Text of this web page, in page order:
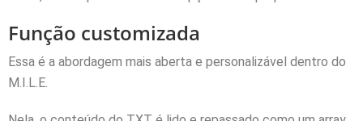
Função customizada
Essa é a abordagem mais aberta e personalizável dentro do
M.I.L.E.